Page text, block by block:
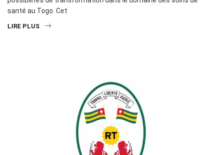
santé au Togo. Cet
LIRE PLUS